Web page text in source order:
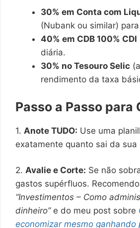
30% em Conta com
(Nubank ou similar) para
40% em CDB 100% CDI
diária.
30% no Tesouro Selic
rendimento da taxa
Passo a Passo para
1. Anote TUDO: Use uma
exatamente quanto sai da sua
2. Avalie e Corte: Se não
gastos supérfluos.
“Investimentos – Como
dinheiro”e do meu post sobre
economizar mesmo ganhando